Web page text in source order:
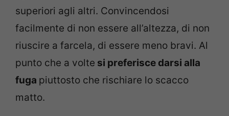
superiori agli altri. Convincendosi
facilmente di non essere all’altezza, di non
riuscire a farcela, di essere meno bravi. Al
punto che a volte si preferisce darsi alla
fuga piuttosto che rischiare lo scacco
matto.